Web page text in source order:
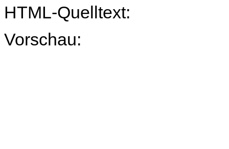
HTML-Quelltext:
Vorschau: